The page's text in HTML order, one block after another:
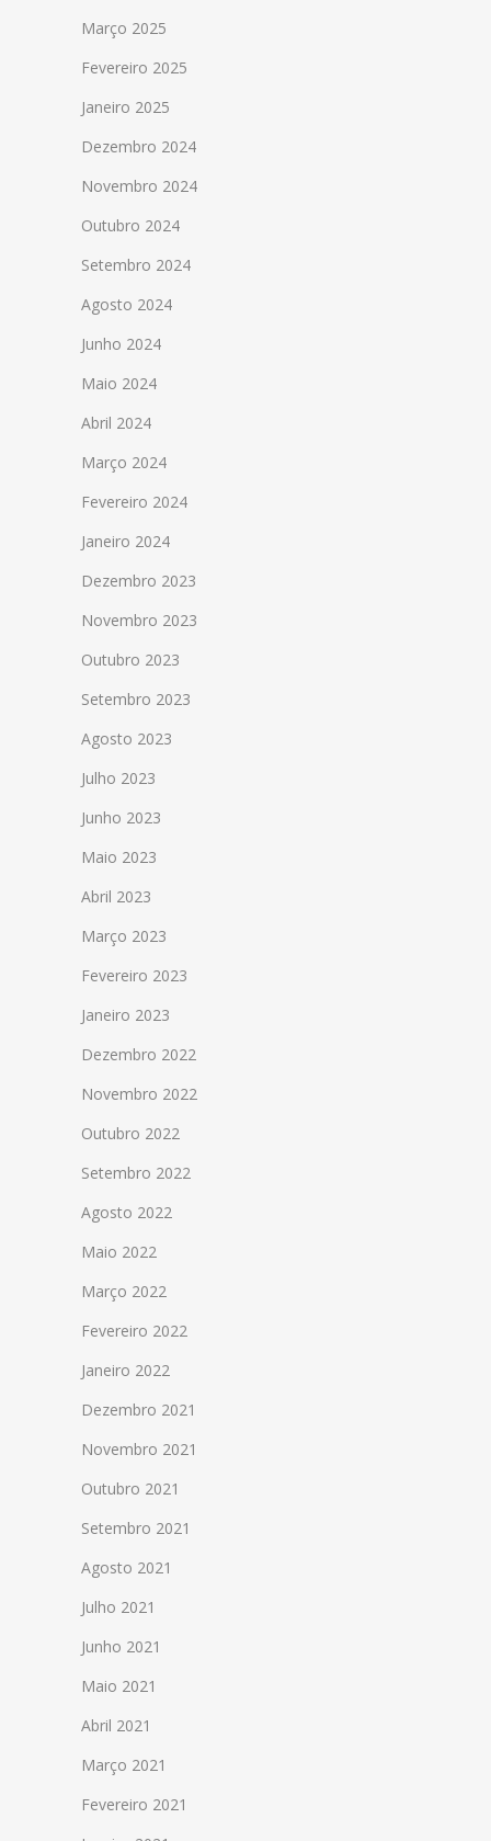
Março 2025
Fevereiro 2025
Janeiro 2025
Dezembro 2024
Novembro 2024
Outubro 2024
Setembro 2024
Agosto 2024
Junho 2024
Maio 2024
Abril 2024
Março 2024
Fevereiro 2024
Janeiro 2024
Dezembro 2023
Novembro 2023
Outubro 2023
Setembro 2023
Agosto 2023
Julho 2023
Junho 2023
Maio 2023
Abril 2023
Março 2023
Fevereiro 2023
Janeiro 2023
Dezembro 2022
Novembro 2022
Outubro 2022
Setembro 2022
Agosto 2022
Maio 2022
Março 2022
Fevereiro 2022
Janeiro 2022
Dezembro 2021
Novembro 2021
Outubro 2021
Setembro 2021
Agosto 2021
Julho 2021
Junho 2021
Maio 2021
Abril 2021
Março 2021
Fevereiro 2021